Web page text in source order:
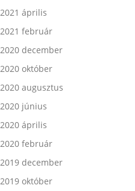
2021 április
2021 február
2020 december
2020 október
2020 augusztus
2020 június
2020 április
2020 február
2019 december
2019 október